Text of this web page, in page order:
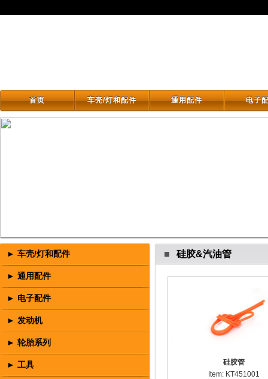
首页
首页 车壳/灯和配件
车壳/灯和配件 通用配件
通用配件 电子
电子
► 车壳/灯和配件
► 通用配件
► 电子配件
► 发动机
► 轮胎系列
► 工具
硅胶&汽油管
硅胶管
Item: KT451001